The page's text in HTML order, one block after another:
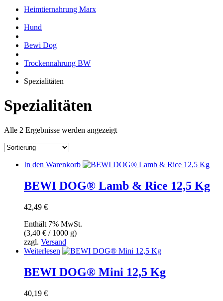
Heimtiernahrung Marx
Hund
Bewi Dog
Trockennahrung BW
Spezialitäten
Spezialitäten
Alle 2 Ergebnisse werden angezeigt
In den Warenkorb
BEWI DOG® Lamb & Rice 12,5 Kg
42,49 €
Enthält 7% MwSt.
(3,40 € / 1000 g)
zzgl. Versand
Weiterlesen
BEWI DOG® Mini 12,5 Kg
40,19 €